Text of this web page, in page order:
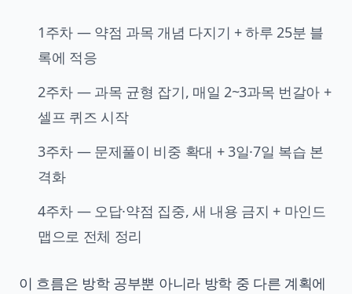
1주차 — 약점 과목 개념 다지기 + 하루 25분 블
록에 적응
2주차 — 과목 균형 잡기, 매일 2~3과목 번갈아 +
셀프 퀴즈 시작
3주차 — 문제풀이 비중 확대 + 3일·7일 복습 본
격화
4주차 — 오답·약점 집중, 새 내용 금지 + 마인드
맵으로 전체 정리
이 흐름은 방학 공부뿐 아니라 방학 중 다른 계획에